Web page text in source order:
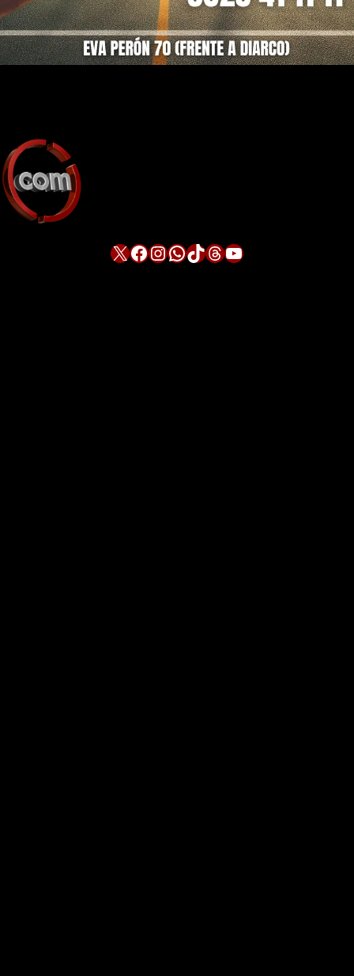
X Facebook InstagramWhatsApp TikTok Threads YouTube